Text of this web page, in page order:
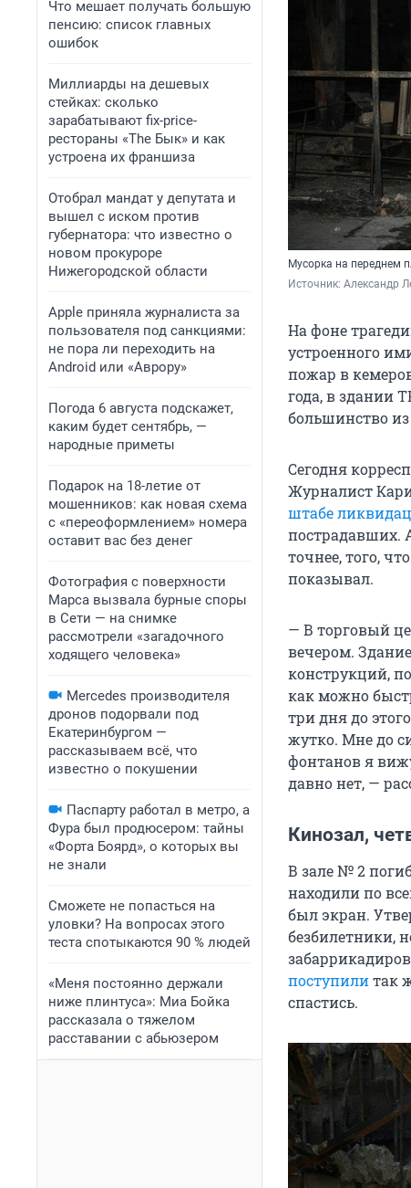
Что мешает получать большую
пенсию: список главных
ошибок
Миллиарды на дешевых
стейках: сколько
зарабатывают fix-price-
рестораны «The Бык» и как
устроена их франшиза
Отобрал мандат у депутата и
вышел с иском против
губернатора: что известно о
новом прокуроре
Нижегородской области
Apple приняла журналиста за
пользователя под санкциями:
не пора ли переходить на
Android или «Аврору»
Погода 6 августа подскажет,
каким будет сентябрь, —
народные приметы
Подарок на 18-летие от
мошенников: как новая схема
с «переоформлением» номера
оставит вас без денег
Фотография с поверхности
Марса вызвала бурные споры
в Сети — на снимке
рассмотрели «загадочного
ходящего человека»
Mercedes производителя
дронов подорвали под
Екатеринбургом —
рассказываем всё, что
известно о покушении
Паспарту работал в метро, а
Фура был продюсером: тайны
«Форта Боярд», о которых вы
не знали
Сможете не попасться на
уловки? На вопросах этого
теста спотыкаются 90 % людей
«Меня постоянно держали
ниже плинтуса»: Миа Бойка
рассказала о тяжелом
расставании с абьюзером
Мусорка на переднем
Источник: Александр
На фоне
устроенного
пожар в
года, в здании
большинство
Сегодня
Журналист
штабе
пострадавших.
точнее, того,
показывал.
— В торговый
вечером.
конструкций,
как можно
три дня до
жутко. Мне до
фонтанов я
давно нет, —
Кинозал,
В зале № 2
находили по
был экран.
безбилетники,
поступилитак
спастись.